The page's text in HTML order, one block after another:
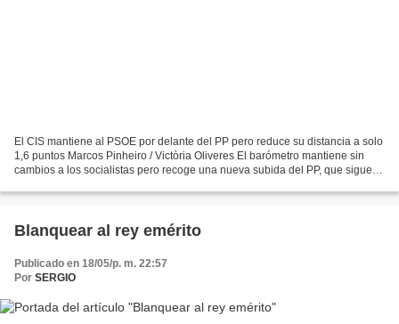
El CIS mantiene al PSOE por delante del PP pero reduce su distancia a solo
1,6 puntos Marcos Pinheiro / Victòria Oliveres El barómetro mantiene sin
cambios a los socialistas pero recoge una nueva subida del PP, que sigue
Blanquear al rey emérito
Publicado en 18/05/p. m. 22:57
Por SERGIO